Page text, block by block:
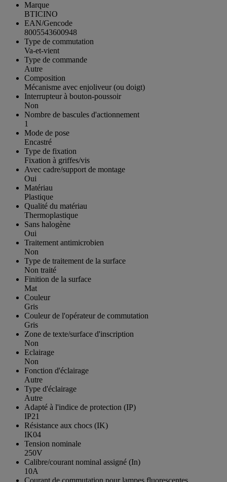
Marque
BTICINO
EAN/Gencode
8005543600948
Type de commutation
Va-et-vient
Type de commande
Autre
Composition
Mécanisme avec enjoliveur (ou doigt)
Interrupteur à bouton-poussoir
Non
Nombre de bascules d'actionnement
1
Mode de pose
Encastré
Type de fixation
Fixation à griffes/vis
Avec cadre/support de montage
Oui
Matériau
Plastique
Qualité du matériau
Thermoplastique
Sans halogène
Oui
Traitement antimicrobien
Non
Type de traitement de la surface
Non traité
Finition de la surface
Mat
Couleur
Gris
Couleur de l'opérateur de commutation
Gris
Zone de texte/surface d'inscription
Non
Eclairage
Non
Fonction d'éclairage
Autre
Type d'éclairage
Autre
Adapté à l'indice de protection (IP)
IP21
Résistance aux chocs (IK)
IK04
Tension nominale
250V
Calibre/courant nominal assigné (In)
10A